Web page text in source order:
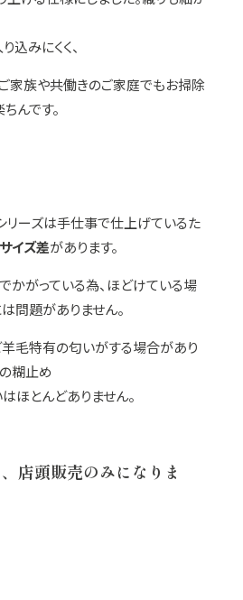
込みにくく、
家族や共働きのご家庭でもお掃除
んです。
リーズは手仕事で仕上げているた
イズ差があります。
かがっている為、ほどけている場
問題がありません。
毛特有の匂いがする場合があり
糊止め
ほとんどありません。
店頭販売のみになりま